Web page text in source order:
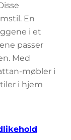
En
i et
passer
Med
møbler i
i hjem